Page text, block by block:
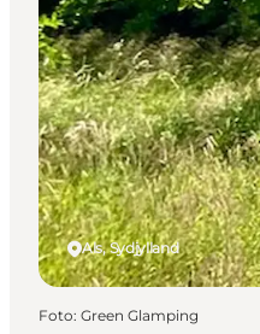
Als, Sydjylland
Foto: Green Glamping